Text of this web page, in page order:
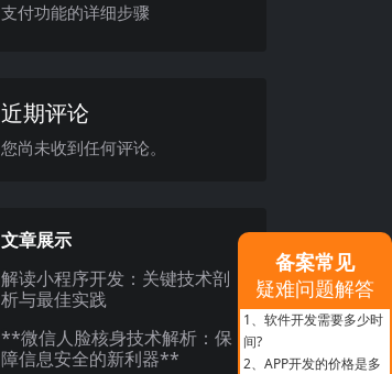
支付功能的详细步骤
近期评论
您尚未收到任何评论。
文章展示
解读小程序开发：关键技术剖
析与最佳实践
**微信人脸核身技术解析：保
障信息安全的新利器**
备案常见
疑难问题解答
1、 软件开发需要多少时
间?
2、 APP开发的价格是多